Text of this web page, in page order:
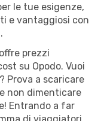
le tue esigenze,
e vantaggiosi con
.
offre prezzi
su Opodo. Vuoi
Prova a scaricare
non dimenticare
Entrando a far